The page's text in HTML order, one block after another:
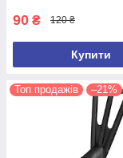
90 ₴ 120 ₴
Купити
Топ продажів –21%